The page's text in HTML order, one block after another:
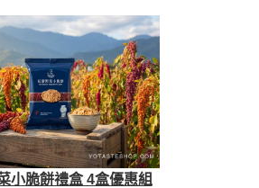
小脆餅禮盒 4盒優惠組